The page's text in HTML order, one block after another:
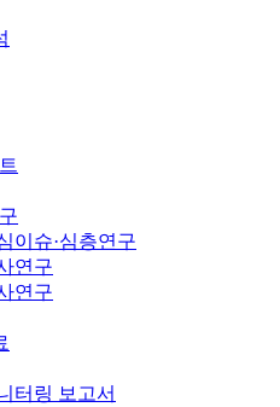
이슈·심층연구
연구
연구
터링 보고서